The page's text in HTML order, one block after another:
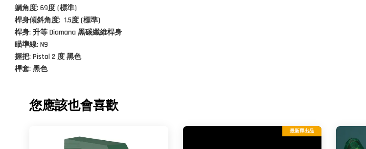
躺角度: 69度 (標準)
桿身傾斜角度: 1.5度 (標準)
桿身: 升等 Diamana 黑碳纖維桿身
瞄準線: N9
握把: Pistol 2 度 黑色
桿套: 黑色
您應該也會喜歡
最新釋出品